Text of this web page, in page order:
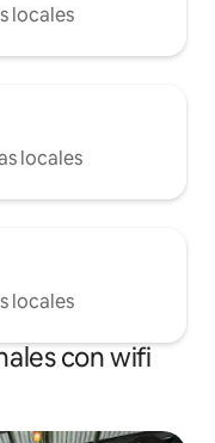
locales
locales
locales
con wifi